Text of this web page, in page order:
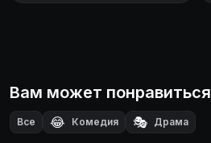
Вам может понравиться
Все 😂 Комедия 🎭 Драма